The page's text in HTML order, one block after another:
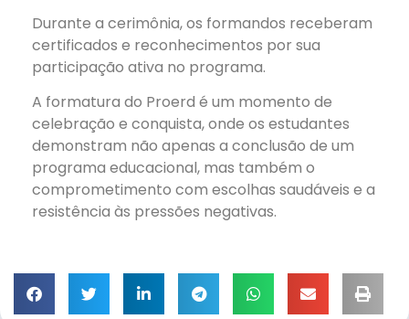
Durante a cerimônia, os formandos receberam
certificados e reconhecimentos por sua
participação ativa no programa.
A formatura do Proerd é um momento de
celebração e conquista, onde os estudantes
demonstram não apenas a conclusão de um
programa educacional, mas também o
comprometimento com escolhas saudáveis e a
resistência às pressões negativas.